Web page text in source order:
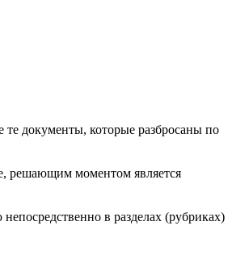
те документы, которые разбросаны по
решающим моментом является
в разделах (рубриках)